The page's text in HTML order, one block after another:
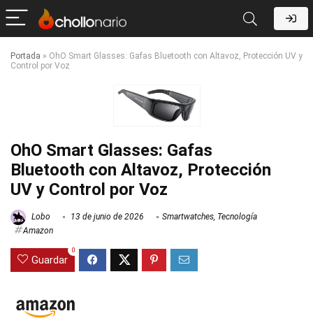
Portada » OhO Smart Glasses: Gafas Bluetooth con Altavoz, Protección UV y
Control por Voz
OhO Smart Glasses: Gafas
Bluetooth con Altavoz, Protección
UV y Control por Voz
Lobo 13 de junio de 2026 Smartwatches Tecnología
Amazon
Guardar
0